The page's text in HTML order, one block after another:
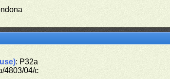
: P32a
4803/04/c